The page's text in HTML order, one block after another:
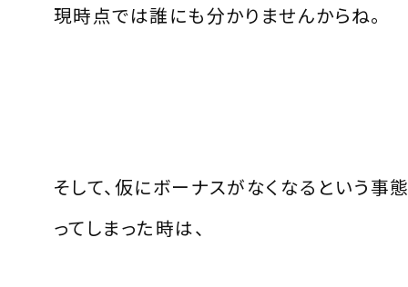
現時点では誰にも分かりませんからね。
そして、仮にボーナスがなくなるという事
ってしまった時は、